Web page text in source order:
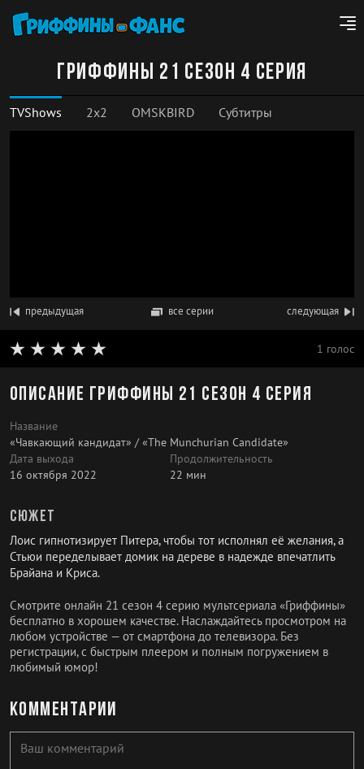
Гриффины 21 сезон 4 серия
TVShows 2x2 OMSKBIRD Субтитры
предыдущая все серии следующая
1 голос
Описание Гриффины 21 сезон 4 серия
Название
«Чавкающий кандидат» / «The Munchurian Candidate»
Дата выхода
16 октября 2022
Продолжительность
22 мин
Сюжет
Лоис гипнотизирует Питера, чтобы тот исполнял её желания, а
Стьюи переделывает домик на дереве в надежде впечатлить
Брайана и Криса.
Смотрите онлайн 21 сезон 4 серию мультсериала «Гриффины»
бесплатно в хорошем качестве. Наслаждайтесь просмотром на
любом устройстве — от смартфона до телевизора. Без
регистрации, с быстрым плеером и полным погружением в
любимый юмор!
Комментарии